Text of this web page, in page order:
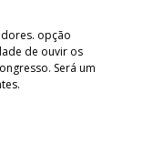
opção
de ouvir os
Será um